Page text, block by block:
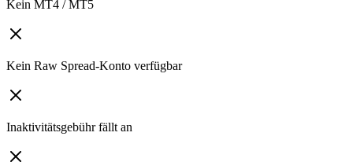
Kein MT4 / MT5
Kein Raw Spread-Konto verfügbar
Inaktivitätsgebühr fällt an